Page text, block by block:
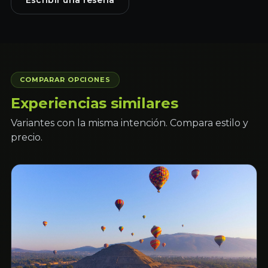
COMPARAR OPCIONES
Experiencias similares
Variantes con la misma intención. Compara estilo y
precio.